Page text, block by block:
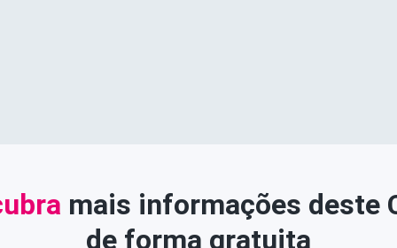
mais informações deste
de forma gratuita